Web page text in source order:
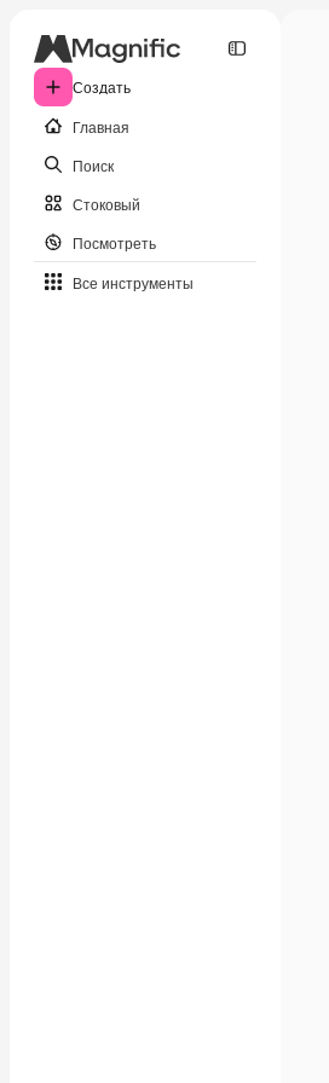
Создать
Главная
Поиск
Стоковый
Посмотреть
Все инструменты